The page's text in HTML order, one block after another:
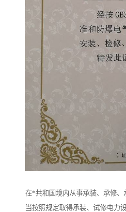
在*共和国境内从事承装、承修
当按照规定取得承装、试修电力